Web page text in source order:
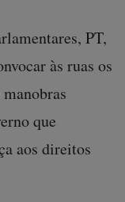
PT,
às ruas os
que
aos direitos